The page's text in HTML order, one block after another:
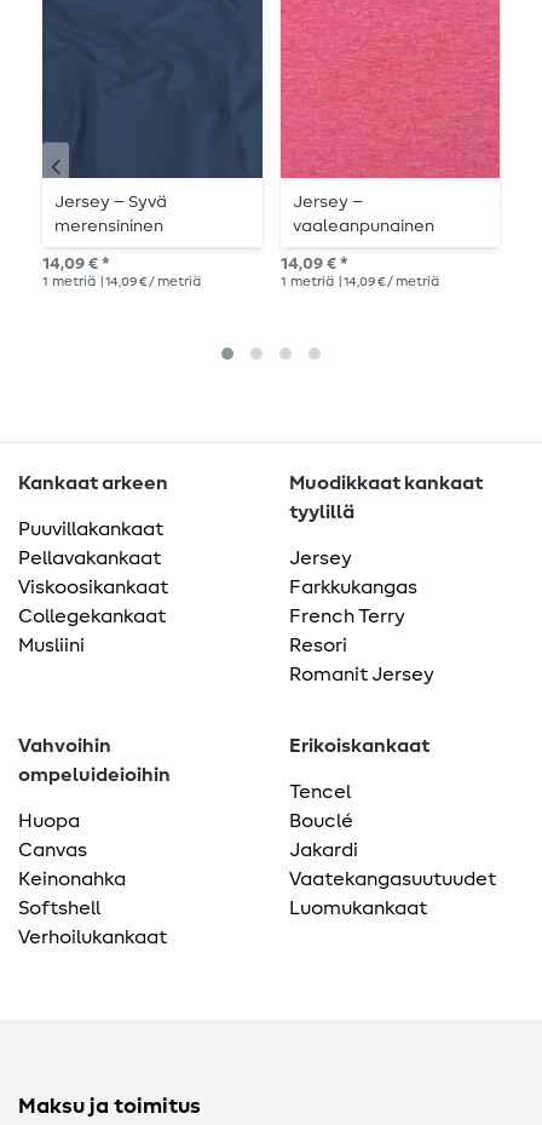
Jersey – Syvä
merensininen
14,09 € *
1 metriä | 14,09 € / metriä
Jersey –
vaaleanpunainen
melange
14,09 € *
1 metriä | 14,09 € / metriä
Kankaat arkeen
Puuvillakankaat
Pellavakankaat
Viskoosikankaat
Collegekankaat
Musliini
Muodikkaat kankaat
tyylillä
Jersey
Farkkukangas
French Terry
Resori
Romanit Jersey
Vahvoihin
ompeluideioihin
Huopa
Canvas
Keinonahka
Softshell
Verhoilukankaat
Erikoiskankaat
Tencel
Bouclé
Jakardi
Vaatekangasuutuudet
Luomukankaat
Maksu ja toimitus